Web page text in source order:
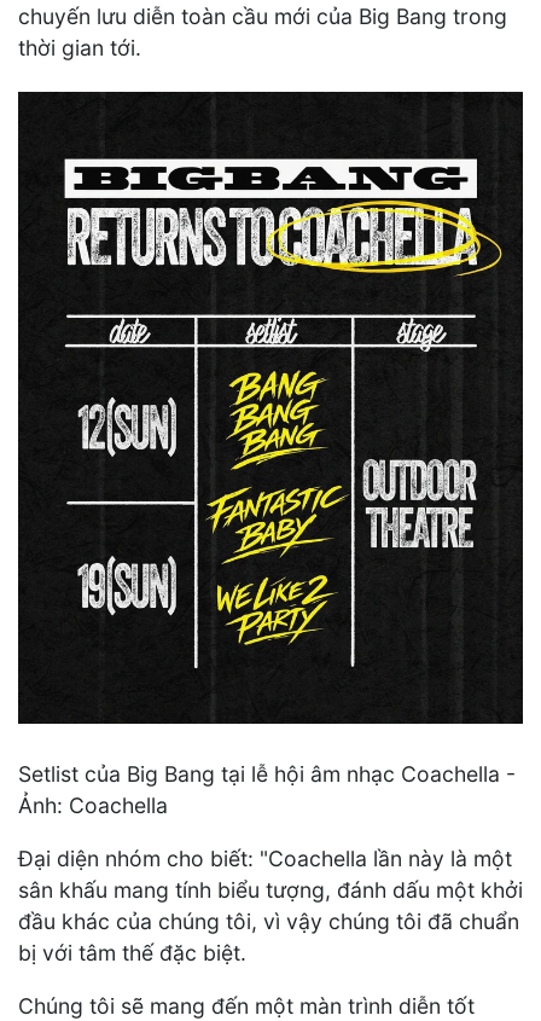
chuyến lưu diễn toàn cầu mới của Big Bang trong
thời gian tới.
Setlist của Big Bang tại lễ hội âm nhạc Coachella -
Ảnh: Coachella
Đại diện nhóm cho biết: "Coachella lần này là một
sân khấu mang tính biểu tượng, đánh dấu một khởi
đầu khác của chúng tôi, vì vậy chúng tôi đã chuẩn
bị với tâm thế đặc biệt.
Chúng tôi sẽ mang đến một màn trình diễn tốt